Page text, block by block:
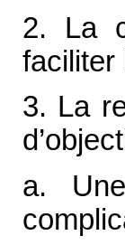
2. La
faciliter
3. La
a.